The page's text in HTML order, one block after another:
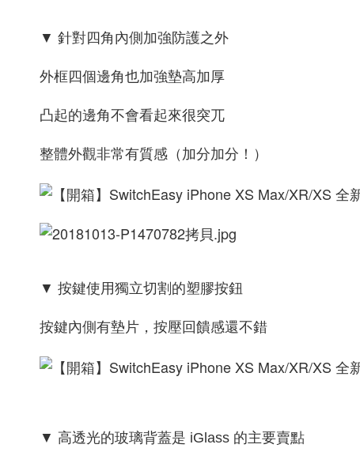
▼ 針對四角內側加強防護之外
外框四個邊角也加強墊高加厚
凸起的邊角不會看起來很突兀
整體外觀非常有質感（加分加分！）
▼ 按鍵使用獨立切割的塑膠按鈕
按鍵內側有墊片，按壓回饋感還不錯
▼ 高透光的玻璃背蓋是 iGlass 的主要賣點